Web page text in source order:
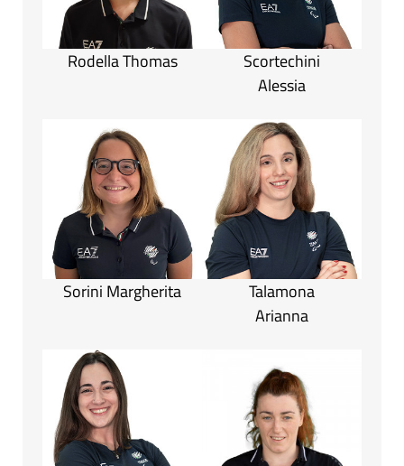
Rodella Thomas
Scortechini
Alessia
Sorini Margherita
Talamona
Arianna